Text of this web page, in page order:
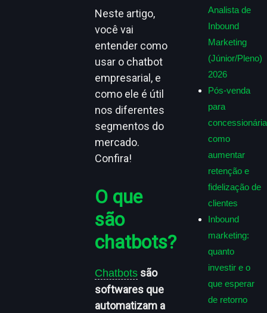
Neste artigo,
você vai
entender como
usar o chatbot
empresarial, e
como ele é útil
nos diferentes
segmentos do
mercado.
Confira!
O que
são
chatbots?
Chatbots são
softwares que
automatizam a
Analista de
Inbound
Marketing
(Júnior/Pleno)
2026
Pós-venda
para
como
aumentar
retenção e
fidelização de
clientes
Inbound
marketing:
quanto
investir e o
que esperar
de retorno